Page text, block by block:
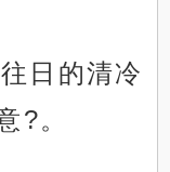
日的清冷
?。